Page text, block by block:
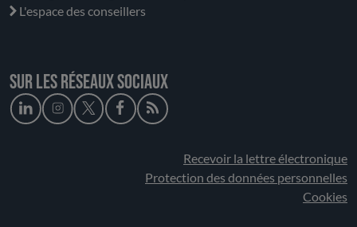
L'espace des conseillers
Sur les réseaux sociaux
Recevoir la lettre électronique
Protection des données personnelles
Cookies